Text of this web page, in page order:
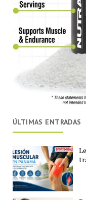
ÚLTIMAS ENTRADAS